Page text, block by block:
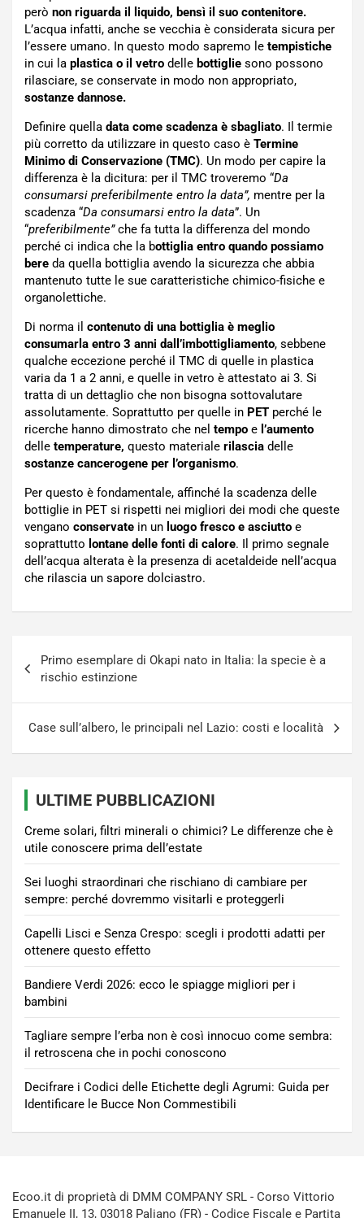
però non riguarda il liquido, bensì il suo contenitore.
L’acqua infatti, anche se vecchia è considerata sicura per
l’essere umano. In questo modo sapremo le tempistiche
in cui la plastica o il vetro delle bottiglie sono possono
rilasciare, se conservate in modo non appropriato,
sostanze dannose.
Definire quella data come scadenza è sbagliato. Il termie
più corretto da utilizzare in questo caso è Termine
Minimo di Conservazione (TMC). Un modo per capire la
differenza è la dicitura: per il TMC troveremo “Da
consumarsi preferibilmente entro la data”, mentre per la
scadenza “Da consumarsi entro la data”. Un
“preferibilmente”che fa tutta la differenza del mondo
perché ci indica che la bottiglia entro quando possiamo
bere da quella bottiglia avendo la sicurezza che abbia
mantenuto tutte le sue caratteristiche chimico-fisiche e
organolettiche.
Di norma il contenuto di una bottiglia è meglio
consumarla entro 3 anni dall’imbottigliamento, sebbene
qualche eccezione perché il TMC di quelle in plastica
varia da 1 a 2 anni, e quelle in vetro è attestato ai 3. Si
tratta di un dettaglio che non bisogna sottovalutare
assolutamente. Soprattutto per quelle in PET perché le
ricerche hanno dimostrato che nel tempo e l’aumento
delle temperature, questo materiale rilascia delle
sostanze cancerogene per l’organismo.
Per questo è fondamentale, affinché la scadenza delle
bottiglie in PET si rispetti nei migliori dei modi che queste
vengano conservate in un luogo fresco e asciutto e
soprattutto lontane delle fonti di calore. Il primo segnale
dell’acqua alterata è la presenza di acetaldeide nell’acqua
che rilascia un sapore dolciastro.
articoli
Primo esemplare di Okapi nato in Italia: la specie è a
rischio estinzione
Case sull’albero, le principali nel Lazio: costi e località
ULTIME PUBBLICAZIONI
Creme solari, filtri minerali o chimici? Le differenze che è
utile conoscere prima dell’estate
Sei luoghi straordinari che rischiano di cambiare per
sempre: perché dovremmo visitarli e proteggerli
Capelli Lisci e Senza Crespo: scegli i prodotti adatti per
ottenere questo effetto
Bandiere Verdi 2026: ecco le spiagge migliori per i
bambini
Tagliare sempre l’erba non è così innocuo come sembra:
il retroscena che in pochi conoscono
Decifrare i Codici delle Etichette degli Agrumi: Guida per
Identificare le Bucce Non Commestibili
Ecoo.it di proprietà di DMM COMPANY SRL - Corso Vittorio
Emanuele II, 13, 03018 Paliano (FR) - Codice Fiscale e Partita